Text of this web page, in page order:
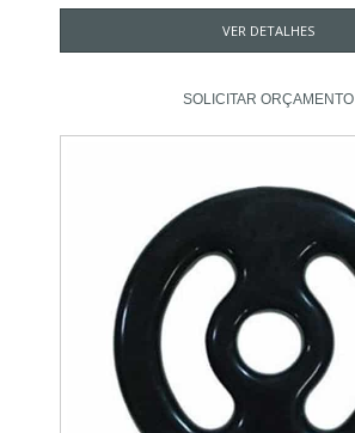
VER DETALHES
SOLICITAR ORÇAMENTO